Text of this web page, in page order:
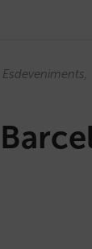
Esdeveniments